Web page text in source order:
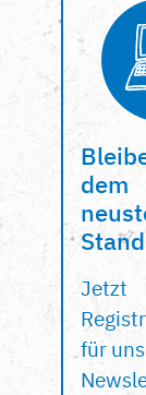
dem
Jetzt
für